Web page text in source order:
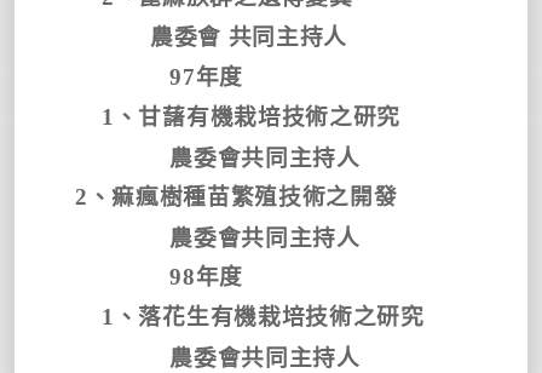
農委會 共同主持人
97年度
1 、甘藷有機栽培技術之研究
農委會共同主持人
2 、痲瘋樹種苗繁殖技術之開發
農委會共同主持人
98年度
1 、落花生有機栽培技術之研究
農委會共同主持人